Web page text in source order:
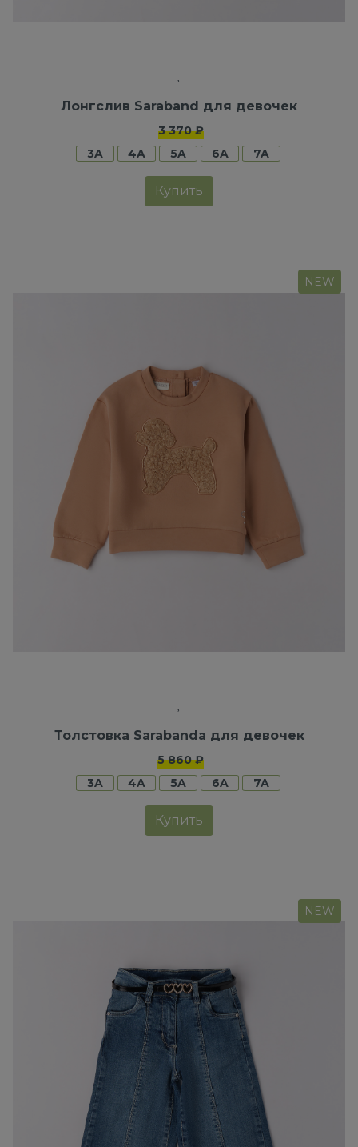
Лонгслив Saraband для девочек
3 370 ₽
3A
4A 5A 6A 7A
Купить
NEW
Толстовка Sarabanda для девочек
5 860 ₽
3A
4A 5A 6A 7A
Купить
NEW